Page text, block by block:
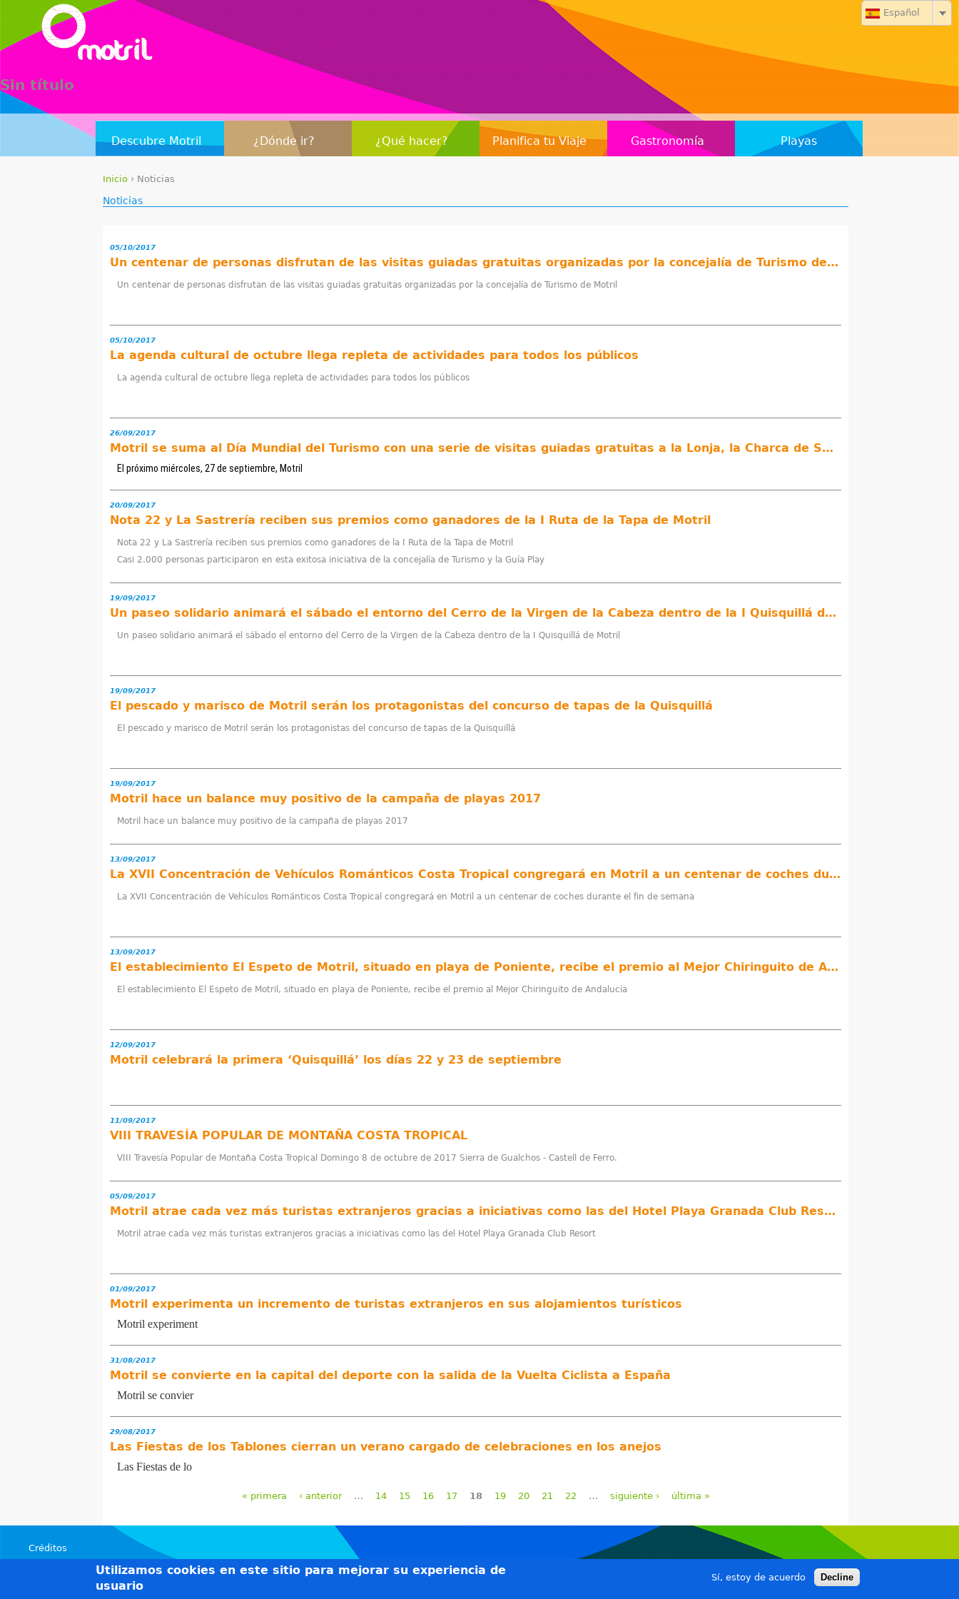
Sin título
Español
Descubre Motril ¿Dónde ir? ¿Qué hacer? Planifica tu Viaje Gastronomía Playas
S
e
u
t
u
e
d
q
u
Inicio › Noticias
Noticias
05/10/2017
Un centenar de personas disfrutan de las visitas guiadas gratuitas organizadas por la concejalía de Turismo de Motril
Un centenar de personas disfrutan de las visitas guiadas gratuitas organizadas por la concejalía de Turismo de Motril
05/10/2017
La agenda cultural de octubre llega repleta de actividades para todos los públicos
La agenda cultural de octubre llega repleta de actividades para todos los públicos
26/09/2017
Motril se suma al Día Mundial del Turismo con una serie de visitas guiadas gratuitas a la Lonja, la Charca de Suárez y a la representación teatralizada ‘Motril y tu historia’
El próximo miércoles, 27 de septiembre, Motril
20/09/2017
Nota 22 y La Sastrería reciben sus premios como ganadores de la I Ruta de la Tapa de Motril
Nota 22 y La Sastrería reciben sus premios como ganadores de la I Ruta de la Tapa de Motril
Casi 2.000 personas participaron en esta exitosa iniciativa de la concejalía de Turismo y la Guía Play
19/09/2017
Un paseo solidario animará el sábado el entorno del Cerro de la Virgen de la Cabeza dentro de la I Quisquillá de Motril
Un paseo solidario animará el sábado el entorno del Cerro de la Virgen de la Cabeza dentro de la I Quisquillá de Motril
19/09/2017
El pescado y marisco de Motril serán los protagonistas del concurso de tapas de la Quisquillá
El pescado y marisco de Motril serán los protagonistas del concurso de tapas de la Quisquillá
19/09/2017
Motril hace un balance muy positivo de la campaña de playas 2017
Motril hace un balance muy positivo de la campaña de playas 2017
13/09/2017
La XVII Concentración de Vehículos Románticos Costa Tropical congregará en Motril a un centenar de coches durante el fin de semana
La XVII Concentración de Vehículos Románticos Costa Tropical congregará en Motril a un centenar de coches durante el fin de semana
13/09/2017
El establecimiento El Espeto de Motril, situado en playa de Poniente, recibe el premio al Mejor Chiringuito de Andalucía
El establecimiento El Espeto de Motril, situado en playa de Poniente, recibe el premio al Mejor Chiringuito de Andalucía
12/09/2017
Motril celebrará la primera ‘Quisquillá’ los días 22 y 23 de septiembre
11/09/2017
VIII TRAVESÍA POPULAR DE MONTAÑA COSTA TROPICAL
VIII Travesía Popular de Montaña Costa Tropical Domingo 8 de octubre de 2017 Sierra de Gualchos - Castell de Ferro.
05/09/2017
Motril atrae cada vez más turistas extranjeros gracias a iniciativas como las del Hotel Playa Granada Club Resort
Motril atrae cada vez más turistas extranjeros gracias a iniciativas como las del Hotel Playa Granada Club Resort
01/09/2017
Motril experimenta un incremento de turistas extranjeros en sus alojamientos turísticos
Motril experiment
31/08/2017
Motril se convierte en la capital del deporte con la salida de la Vuelta Ciclista a España
Motril se convier
29/08/2017
Las Fiestas de los Tablones cierran un verano cargado de celebraciones en los anejos
Las Fiestas de lo
á
g
i
« primera ‹ anterior … 14 15 16 17 18 19 20 21 22 … siguiente › última »
Créditos
Teléfonos de interés
Política de privacidad
Utilizamos cookies en este sitio para mejorar su experiencia de
usuario
Sí, estoy de acuerdo Decline